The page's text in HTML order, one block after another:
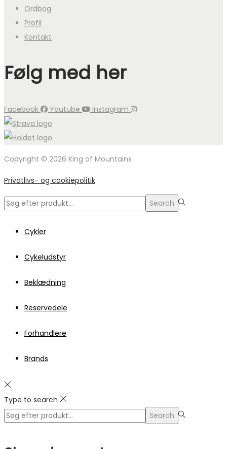
Ordbog
Profil
Kontakt
Følg med her
Facebook Youtube Instagram
Copyright © 2026 King of Mountains
Privatlivs- og cookiepolitik
Search
Search
Cykler
Cykeludstyr
Beklædning
Reservedele
Forhandlere
Brands
Type to search
Search
Search